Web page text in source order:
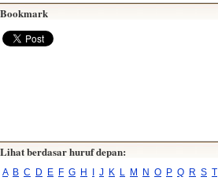
Bookmark
Lihat berdasar huruf depan:
A B C D E F G H J K L M N O P Q R S T